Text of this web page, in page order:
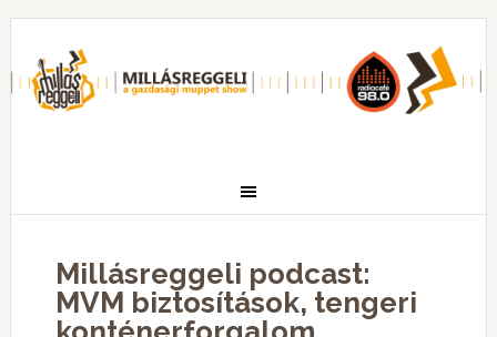
Millásreggeli podcast:
MVM biztosítások, tengeri